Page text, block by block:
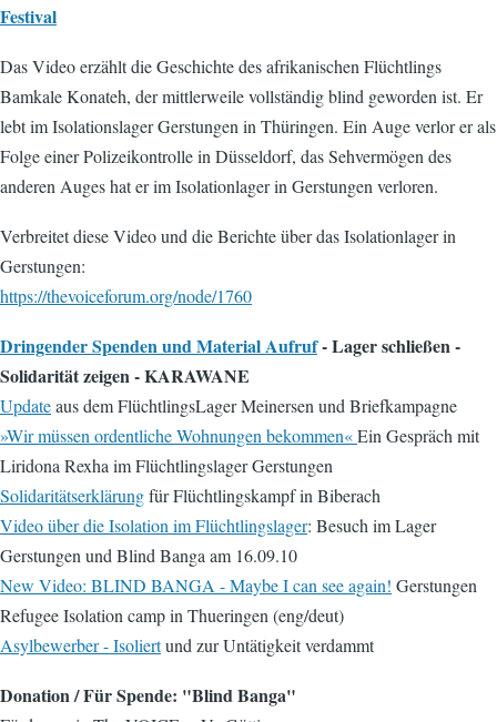
Festival
Das Video erzählt die Geschichte des afrikanischen Flüchtlings
Bamkale Konateh, der mittlerweile vollständig blind geworden ist. Er
lebt im Isolationslager Gerstungen in Thüringen. Ein Auge verlor er als
Folge einer Polizeikontrolle in Düsseldorf, das Sehvermögen des
anderen Auges hat er im Isolationlager in Gerstungen verloren.
Verbreitet diese Video und die Berichte über das Isolationlager in
Gerstungen:
https://thevoiceforum.org/node/1760
Dringender Spenden und Material Aufruf- Lager schließen -
Solidarität zeigen - KARAWANE
Updateaus dem FlüchtlingsLager Meinersen und Briefkampagne
»Wir müssen ordentliche Wohnungen bekommen«Ein Gespräch mit
Liridona Rexha im Flüchtlingslager Gerstungen
Solidaritätserklärungfür Flüchtlingskampf in Biberach
Video über die Isolation im Flüchtlingslager: Besuch im Lager
Gerstungen und Blind Banga am 16.09.10
New Video: BLIND BANGA - Maybe I can see again! Gerstungen
Refugee Isolation camp in Thueringen (eng/deut)
Asylbewerber - Isoliertund zur Untätigkeit verdammt
Donation / Für Spende: "Blind Banga"